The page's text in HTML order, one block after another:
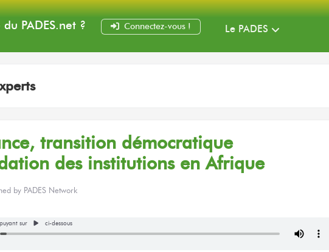
PADES.net? Connectez-vous ! Le PADES
transition démocratique
des institutions en Afrique
by PADES Network
sur ci-dessous